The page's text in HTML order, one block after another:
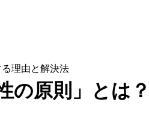
理由と解決法
の原則」とは